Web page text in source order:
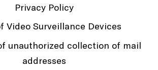
Privacy Policy
Video Surveillance Devices
unauthorized collection of mail
addresses